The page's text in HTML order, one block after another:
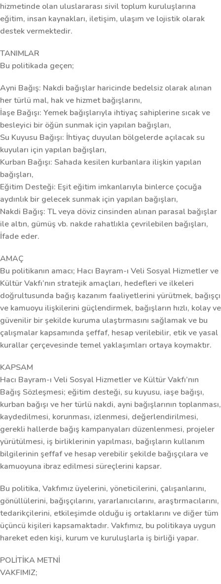
hizmetinde olan uluslararası sivil toplum kuruluşlarına
eğitim, insan kaynakları, iletişim, ulaşım ve lojistik olarak
destek vermektedir.
TANIMLAR
Bu politikada geçen;
Ayni Bağış: Nakdi bağışlar haricinde bedelsiz olarak alınan
her türlü mal, hak ve hizmet bağışlarını,
İaşe Bağışı: Yemek bağışlarıyla ihtiyaç sahiplerine sıcak ve
besleyici bir öğün sunmak için yapılan bağışları,
Su Kuyusu Bağışı: İhtiyaç duyulan bölgelerde açılacak su
kuyuları için yapılan bağışları,
Kurban Bağışı: Sahada kesilen kurbanlara ilişkin yapılan
bağışları,
Eğitim Desteği: Eşit eğitim imkanlarıyla binlerce çocuğa
aydınlık bir gelecek sunmak için yapılan bağışları,
Nakdi Bağış: TL veya döviz cinsinden alınan parasal bağışlar
ile altın, gümüş vb. nakde rahatlıkla çevrilebilen bağışları,
İfade eder.
AMAÇ
Bu politikanın amacı; Hacı Bayram-ı Veli Sosyal Hizmetler ve
Kültür Vakfı’nın stratejik amaçları, hedefleri ve ilkeleri
doğrultusunda bağış kazanım faaliyetlerini yürütmek, bağışçı
ve kamuoyu ilişkilerini güçlendirmek, bağışların hızlı, kolay ve
güvenilir bir şekilde kuruma ulaştırmasını sağlamak ve bu
çalışmalar kapsamında şeffaf, hesap verilebilir, etik ve yasal
kurallar çerçevesinde temel yaklaşımları ortaya koymaktır.
KAPSAM
Hacı Bayram-ı Veli Sosyal Hizmetler ve Kültür Vakfı’nın
Bağış Sözleşmesi; eğitim desteği, su kuyusu, iaşe bağışı,
kurban bağışı ve her türlü nakdi, ayni bağışlarının toplanması,
kaydedilmesi, korunması, izlenmesi, değerlendirilmesi,
gerekli hallerde bağış kampanyaları düzenlenmesi, projeler
yürütülmesi, iş birliklerinin yapılması, bağışların kullanım
bilgilerinin şeffaf ve hesap verebilir şekilde bağışçılara ve
kamuoyuna ibraz edilmesi süreçlerini kapsar.
Bu politika, Vakfımız üyelerini, yöneticilerini, çalışanlarını,
gönüllülerini, bağışçılarını, yararlanıcılarını, araştırmacılarını,
tedarikçilerini, etkileşimde olduğu iş ortaklarını ve diğer tüm
üçüncü kişileri kapsamaktadır. Vakfımız, bu politikaya uygun
hareket eden kişi, kurum ve kuruluşlarla iş birliği yapar.
POLİTİKA METNİ
VAKFIMIZ;